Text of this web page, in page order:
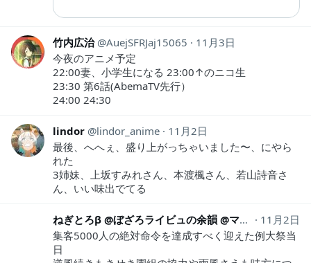
竹内広治 AuejSFRJaj15065
11月3日
今夜のアニメ予定
22:00妻、小学生になる 23:00↑のニコ生
23:30 第6話(AbemaTV先行）
24:00 24:30
lindor lindor_anime
11月2日
最後、へへぇ、盛り上がっちゃいました〜、にやら
れた
3姉妹、上坂すみれさん、本渡楓さん、若山詩音さ
ん、いい味出でてる
ねぎとろβ @ぼざろライビュの余韻 @マケイン応援委員会
11月2日
集客5000人の絶対命令を達成すべく迎えた例大祭当
日